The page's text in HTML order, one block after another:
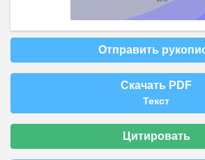
Отправить
Скачать PDF
Текст
Цитировать